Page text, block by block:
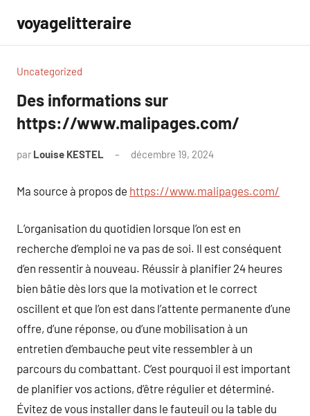
contenu
voyagelitteraire
Uncategorized
Des informations sur
https://www.malipages.com/
par Louise KESTEL décembre 19, 2024
Ma source à propos de https://www.malipages.com/
L’organisation du quotidien lorsque l’on est en
recherche d’emploi ne va pas de soi. Il est conséquent
d’en ressentir à nouveau. Réussir à planifier 24 heures
bien bâtie dès lors que la motivation et le correct
oscillent et que l’on est dans l’attente permanente d’une
offre, d’une réponse, ou d’une mobilisation à un
entretien d’embauche peut vite ressembler à un
parcours du combattant. C’est pourquoi il est important
de planifier vos actions, d’être régulier et déterminé.
Évitez de vous installer dans le fauteuil ou la table du